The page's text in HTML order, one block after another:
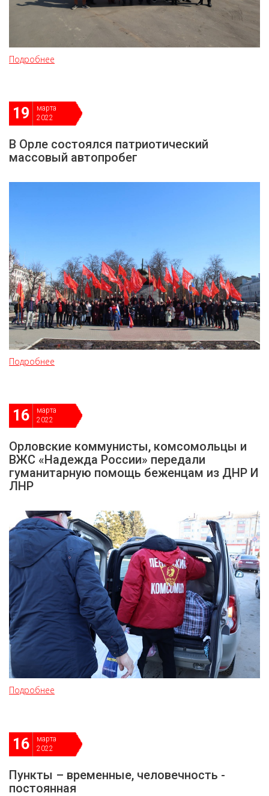
Подробнее
19
марта
2022
В Орле состоялся патриотический
массовый автопробег
Подробнее
16
марта
2022
Орловские коммунисты, комсомольцы и
ВЖС «Надежда России» передали
гуманитарную помощь беженцам из ДНР И
ЛНР
Подробнее
16
марта
2022
Пункты – временные, человечность -
постоянная